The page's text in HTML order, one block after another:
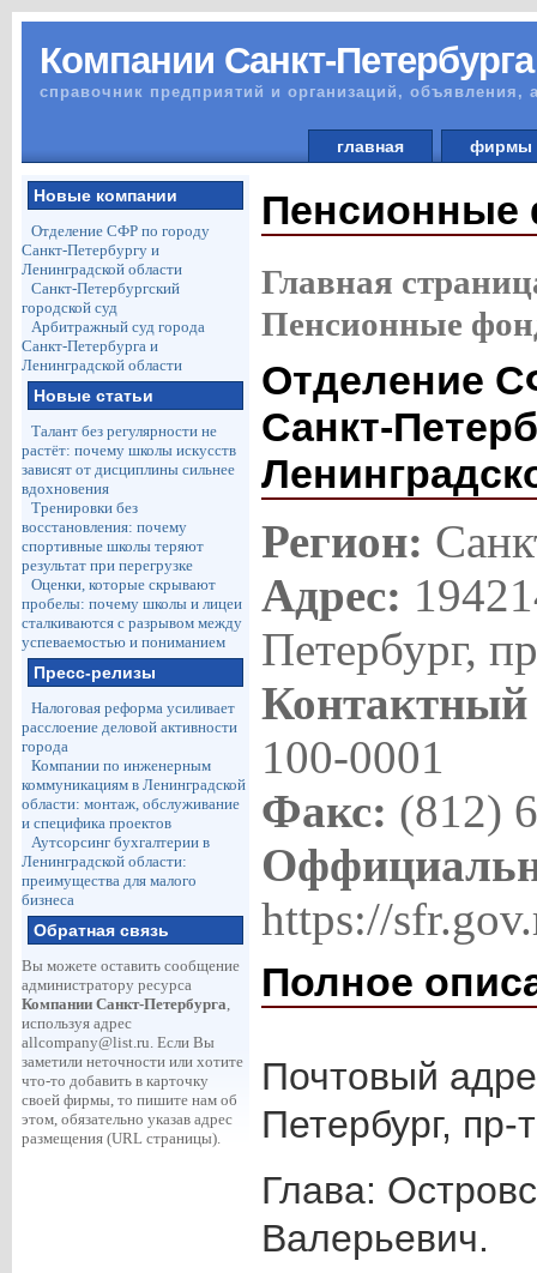
Компании Санкт-Петербурга
справочник предприятий и организаций, объявления,
главная
Новые компании
Отделение СФР по городу
Санкт-Петербургу и
Ленинградской области
Санкт-Петербургский
городской суд
Арбитражный суд города
Санкт-Петербурга и
Ленинградской области
Новые статьи
Талант без регулярности не
растёт: почему школы искусств
зависят от дисциплины сильнее
вдохновения
Тренировки без
восстановления: почему
спортивные школы теряют
результат при перегрузке
Оценки, которые скрывают
пробелы: почему школы и лицеи
сталкиваются с разрывом между
успеваемостью и пониманием
Пресс-релизы
Налоговая реформа усиливает
расслоение деловой активности
города
Компании по инженерным
коммуникациям в Ленинградской
области: монтаж, обслуживание
и специфика проектов
Аутсорсинг бухгалтерии в
Ленинградской области:
преимущества для малого
бизнеса
Обратная связь
Вы можете оставить сообщение
администратору ресурса
Компании Санкт-Петербурга,
используя адрес
allcompany@list.ru. Если Вы
заметили неточности или хотите
что-то добавить в карточку
своей фирмы, то пишите нам об
этом, обязательно указав адрес
размещения (URL страницы).
Главная
Пенсионные
Отделение
Санкт-
Регион:
Адрес:
Петербург,
100-0001
Факс: (812)
https://
Полное
Почтовый
Петербург, пр-
Глава:
Валерьевич.